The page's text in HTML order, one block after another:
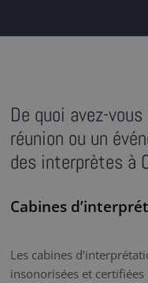
De quoi avez-
réunion ou un
des interprètes à
Cabines
Les cabines
insonorisées et certifiées